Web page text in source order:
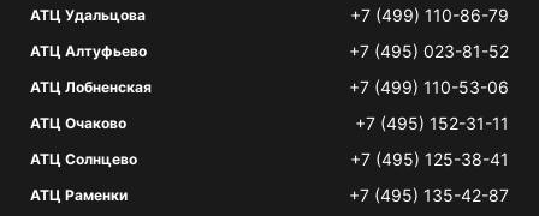
АТЦ Удальцова +7 (499) 110-86-79
АТЦ Алтуфьево +7 (495) 023-81-52
АТЦ Лобненская +7 (499) 110-53-06
АТЦ Очаково +7 (495) 152-31-11
АТЦ Солнцево +7 (495) 125-38-41
АТЦ Раменки +7 (495) 135-42-87